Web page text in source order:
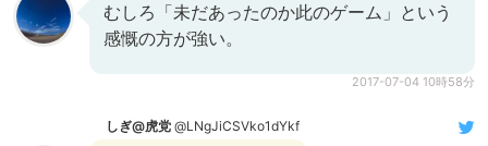
むしろ「未だあったのか此のゲーム」という
感慨の方が強い。
2017-07-04 10時58分
しぎ@虎党 @LNgJiCSVko1dYkf